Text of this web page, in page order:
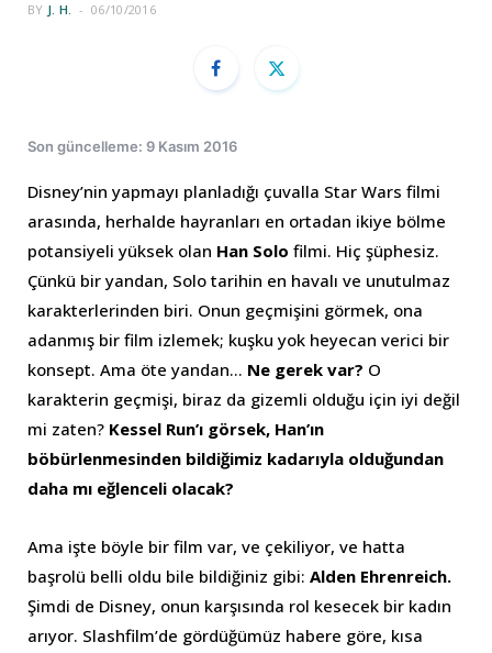
BY J. H. 06/10/2016
Son güncelleme: 9 Kasım 2016
Disney’nin yapmayı planladığı çuvalla Star Wars filmi
arasında, herhalde hayranları en ortadan ikiye bölme
potansiyeli yüksek olan Han Solo filmi. Hiç şüphesiz.
Çünkü bir yandan, Solo tarihin en havalı ve unutulmaz
karakterlerinden biri. Onun geçmişini görmek, ona
adanmış bir film izlemek; kuşku yok heyecan verici bir
konsept. Ama öte yandan… Ne gerek var? O
karakterin geçmişi, biraz da gizemli olduğu için iyi değil
mi zaten? Kessel Run’ı görsek, Han’ın
böbürlenmesinden bildiğimiz kadarıyla olduğundan
daha mı eğlenceli olacak?
Ama işte böyle bir film var, ve çekiliyor, ve hatta
başrolü belli oldu bile bildiğiniz gibi: Alden Ehrenreich.
Şimdi de Disney, onun karşısında rol kesecek bir kadın
arıyor. Slashfilm’de gördüğümüz habere göre, kısa